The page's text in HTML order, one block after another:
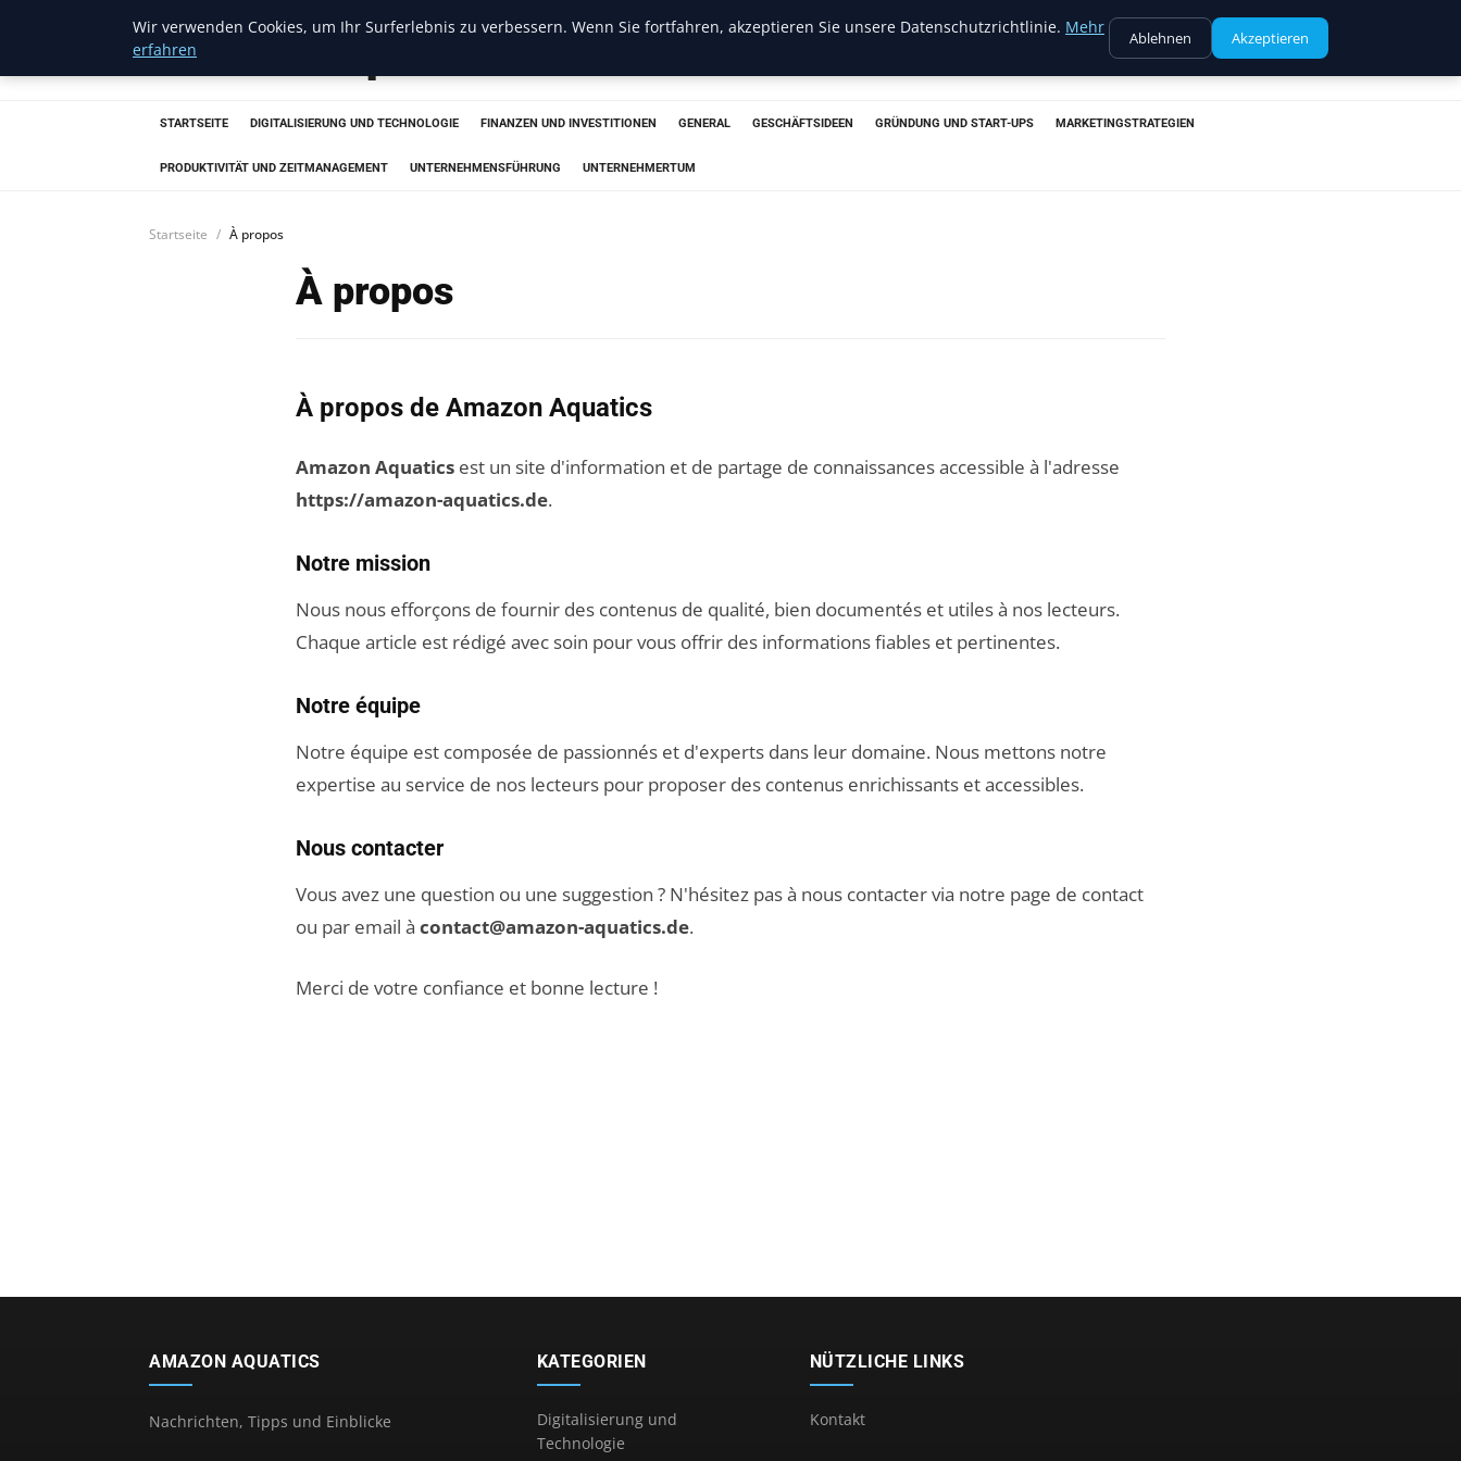
Amazon Aquatics
STARTSEITE DIGITALISIERUNG UND TECHNOLOGIE FINANZEN UND INVESTITIONEN GENERAL GESCHÄFTSIDEEN GRÜNDUNG UND START-UPS MARKETINGSTRATEGIEN
PRODUKTIVITÄT UND ZEITMANAGEMENT UNTERNEHMENSFÜHRUNG UNTERNEHMERTUM
Startseite À propos
À propos
À propos de Amazon Aquatics
Amazon Aquatics est un site d'information et de partage de connaissances accessible à l'adresse
https://amazon-aquatics.de.
Notre mission
Nous nous efforçons de fournir des contenus de qualité, bien documentés et utiles à nos lecteurs.
Chaque article est rédigé avec soin pour vous offrir des informations fiables et pertinentes.
Notre équipe
Notre équipe est composée de passionnés et d'experts dans leur domaine. Nous mettons notre
expertise au service de nos lecteurs pour proposer des contenus enrichissants et accessibles.
Nous contacter
Vous avez une question ou une suggestion ? N'hésitez pas à nous contacter via notre page de contact
ou par email à contact@amazon-aquatics.de.
Merci de votre confiance et bonne lecture !
AMAZON AQUATICS
Nachrichten, Tipps und Einblicke
KATEGORIEN
Digitalisierung und
Technologie
NÜTZLICHE LINKS
Kontakt
Wir verwenden Cookies, um Ihr Surferlebnis zu verbessern. Wenn Sie fortfahren, akzeptieren Sie unsere Datenschutzrichtlinie. Mehr
erfahren
Ablehnen Akzeptieren